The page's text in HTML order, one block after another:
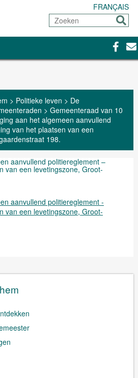
FRANÇAIS
Zoeken
Sturen
> Politieke leven > De
> Gemeenteraad van 10
aan het algemeen aanvullend
van het plaatsen van een
198.
aanvullend politiereglement –
van een levetingszone, Groot-
aanvullend politiereglement -
van een levetingszone, Groot-